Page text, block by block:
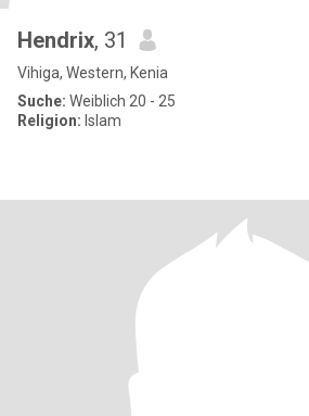
Hendrix, 31
Vihiga, Western, Kenia
Suche: Weiblich 20 - 25
Religion: Islam